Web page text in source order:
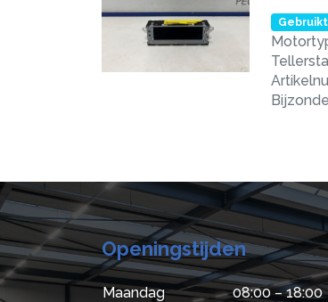
Gebruikt
Openingstijden
Maandag
08:00 – 18:00